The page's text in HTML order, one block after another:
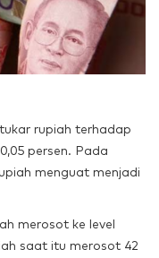
rupiah terhadap
persen. Pada
menguat menjadi
merosot ke level
saat itu merosot 42